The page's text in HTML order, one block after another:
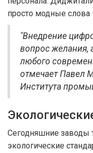
просто модные слова
"Внедрение
вопрос желания,
любого
отмечает Павел
Института
Сегодняшние
экологические